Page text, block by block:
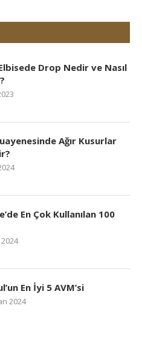
Drop Nedir ve Nasıl
Ağır Kusurlar
En Çok Kullanılan 100
En İyi 5 AVM’si
2024